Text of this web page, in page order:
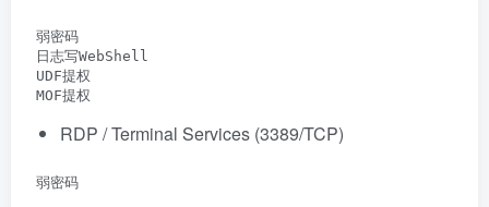
弱密码
日志写WebShell
UDF提权
MOF提权
RDP / Terminal Services (3389/TCP)
弱密码